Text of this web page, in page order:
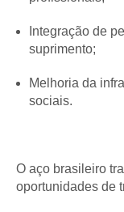
Integração de
suprimento;
Melhoria da
sociais.
O aço brasileiro
oportunidades de